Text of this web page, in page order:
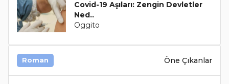
Covid-19 Aşıları: Zengin Devletler
Ned..
Oggito
Roman Öne Çıkanlar